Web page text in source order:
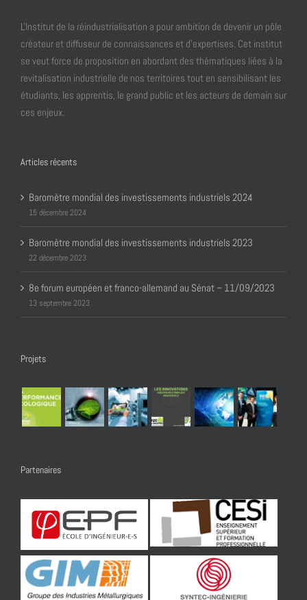
L'Institut de la réindustrialisation a pour ambition de devenir un pôle
créateur et diffuseur de connaissances et d’expertises. Cet institut
se veut force de proposition en abordant des thématiques liées à la
revitalisation industrielle de nos territoires tout en sensibilisant les
étudiants, les apprentis, le grand public et les acteurs de demain sur
ces enjeux.
Articles récents
Baromètre mondial des investissements industriels 2024
15 décembre 2024
Baromètre mondial des investissements industriels 2023
22 décembre 2023
8e forum européen et franco-allemand au Sénat – 11/09/2023
13 septembre 2023
Projets
Partenaires